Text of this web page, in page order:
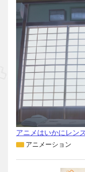
アニメはいかにレン
アニメーション